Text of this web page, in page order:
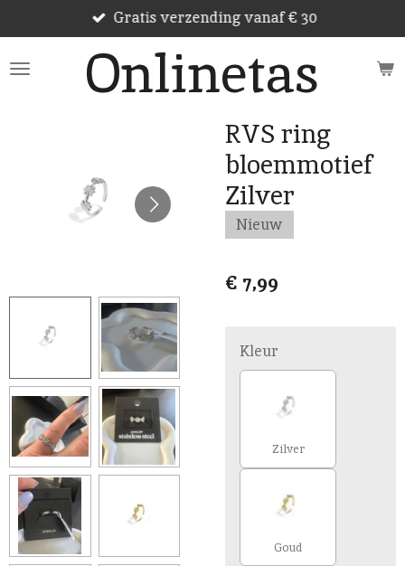
direct
naar
Onlinetas
Gratis verzending vanaf € 30
RVS ring
bloemmotief
Zilver
Nieuw
€ 7,99
Kleur
Zilver
Goud